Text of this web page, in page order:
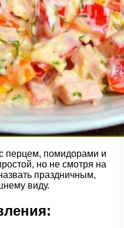
с перцем, помидорами и
но не смотря на
праздничным,
виду.